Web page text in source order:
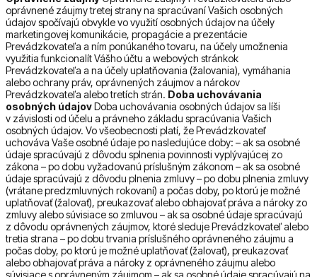
oprávnené záujmy tretej strany na spracúvaní Vašich osobných
údajov spočívajú obvykle vo využití osobných údajov na účely
marketingovej komunikácie, propagácie a prezentácie
Prevádzkovateľa a ním ponúkaného tovaru, na účely umožnenia
využitia funkcionalít Vášho účtu a webových stránkok
Prevádzkovateľa a na účely uplatňovania (žalovania), vymáhania
alebo ochrany práv, oprávnených záujmov a nárokov
Prevádzkovateľa alebo tretích strán. Doba uchovávania
osobných údajovDoba uchovávania osobných údajov sa líši
v závislosti od účelu a právneho základu spracúvania Vašich
osobných údajov. Vo všeobecnosti platí, že Prevádzkovateľ
uchováva Vaše osobné údaje po nasledujúce doby: – ak sa osobné
údaje spracúvajú z dôvodu splnenia povinnosti vyplývajúcej zo
zákona – po dobu vyžadovanú príslušným zákonom – ak sa osobné
údaje spracúvajú z dôvodu plnenia zmluvy – po dobu plnenia zmluvy
(vrátane predzmluvných rokovaní) a počas doby, po ktorú je možné
uplatňovať (žalovať), preukazovať alebo obhajovať práva a nároky zo
zmluvy alebo súvisiace so zmluvou – ak sa osobné údaje spracúvajú
z dôvodu oprávnených záujmov, ktoré sleduje Prevádzkovateľ alebo
tretia strana – po dobu trvania príslušného oprávneného záujmu a
počas doby, po ktorú je možné uplatňovať (žalovať), preukazovať
alebo obhajovať práva a nároky z oprávneného záujmu alebo
súvisiace s oprávneným záujmom – ak sa osobné údaje spracúvajú na